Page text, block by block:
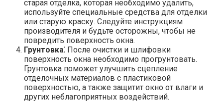
старая отделка, которая необходимо удалить,
используйте специальные средства для отделки
или старую краску. Следуйте инструкциям
производителя и будьте осторожны, чтобы не
повредить поверхность окна.​
Грунтовка⁚ После очистки и шлифовки
поверхность окна необходимо прогрунтовать.​
Грунтовка поможет улучшить сцепление
отделочных материалов с пластиковой
поверхностью, а также защитит окно от влаги и
других неблагоприятных воздействий.